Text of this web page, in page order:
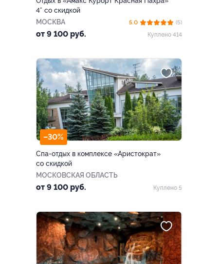
4* со скидкой
МОСКВА
от 9 100 руб.
5.0
(5)
Куплено 414
–30%
Спа-отдых в комплексе «Аристократ»
со скидкой
МОСКОВСКАЯ ОБЛАСТЬ
от 9 100 руб. Куплено 5